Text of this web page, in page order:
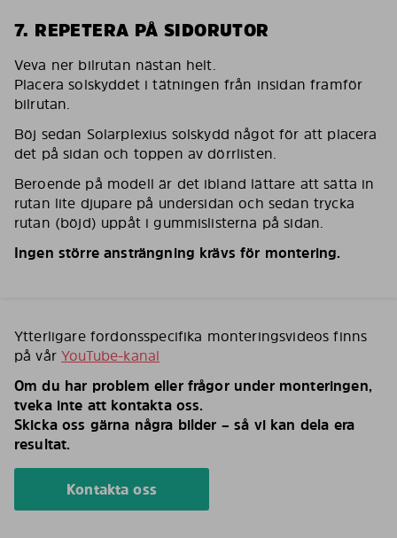
7. REPETERA PÅ SIDORUTOR
Veva ner bilrutan nästan helt.
Placera solskyddet i tätningen från insidan framför
bilrutan.
Böj sedan Solarplexius solskydd något för att placera
det på sidan och toppen av dörrlisten.
Beroende på modell är det ibland lättare att sätta in
rutan lite djupare på undersidan och sedan trycka
rutan (böjd) uppåt i gummislisterna på sidan.
Ingen större ansträngning krävs för montering.
Ytterligare fordonsspecifika monteringsvideos finns
på vårYouTube-kanal
Om du har problem eller frågor under monteringen,
tveka inte att kontakta oss.
Skicka oss gärna några bilder – så vi kan dela era
resultat.
Kontakta oss